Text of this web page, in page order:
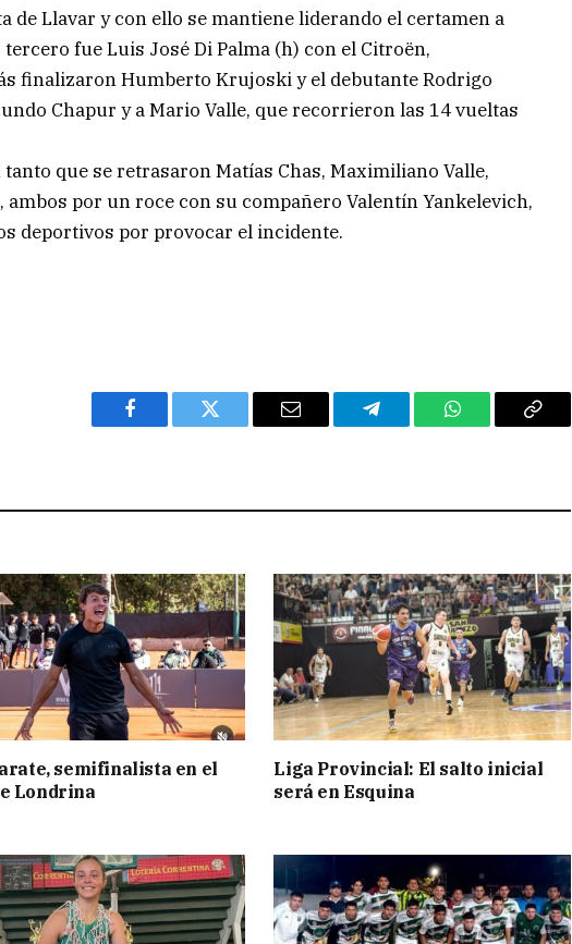
de Llavar y con ello se mantiene liderando el certamen a
fue Luis José Di Palma (h) con el Citroën,
finalizaron Humberto Krujoski y el debutante Rodrigo
Chapur y a Mario Valle, que recorrieron las 14 vueltas
que se retrasaron Matías Chas, Maximiliano Valle,
ambos por un roce con su compañero Valentín Yankelevich,
deportivos por provocar el incidente.
Facebook Twitter Email Telegram WhatsAppCopy
semifinalista en el
Londrina
Liga Provincial: El salto inicial
será en Esquina